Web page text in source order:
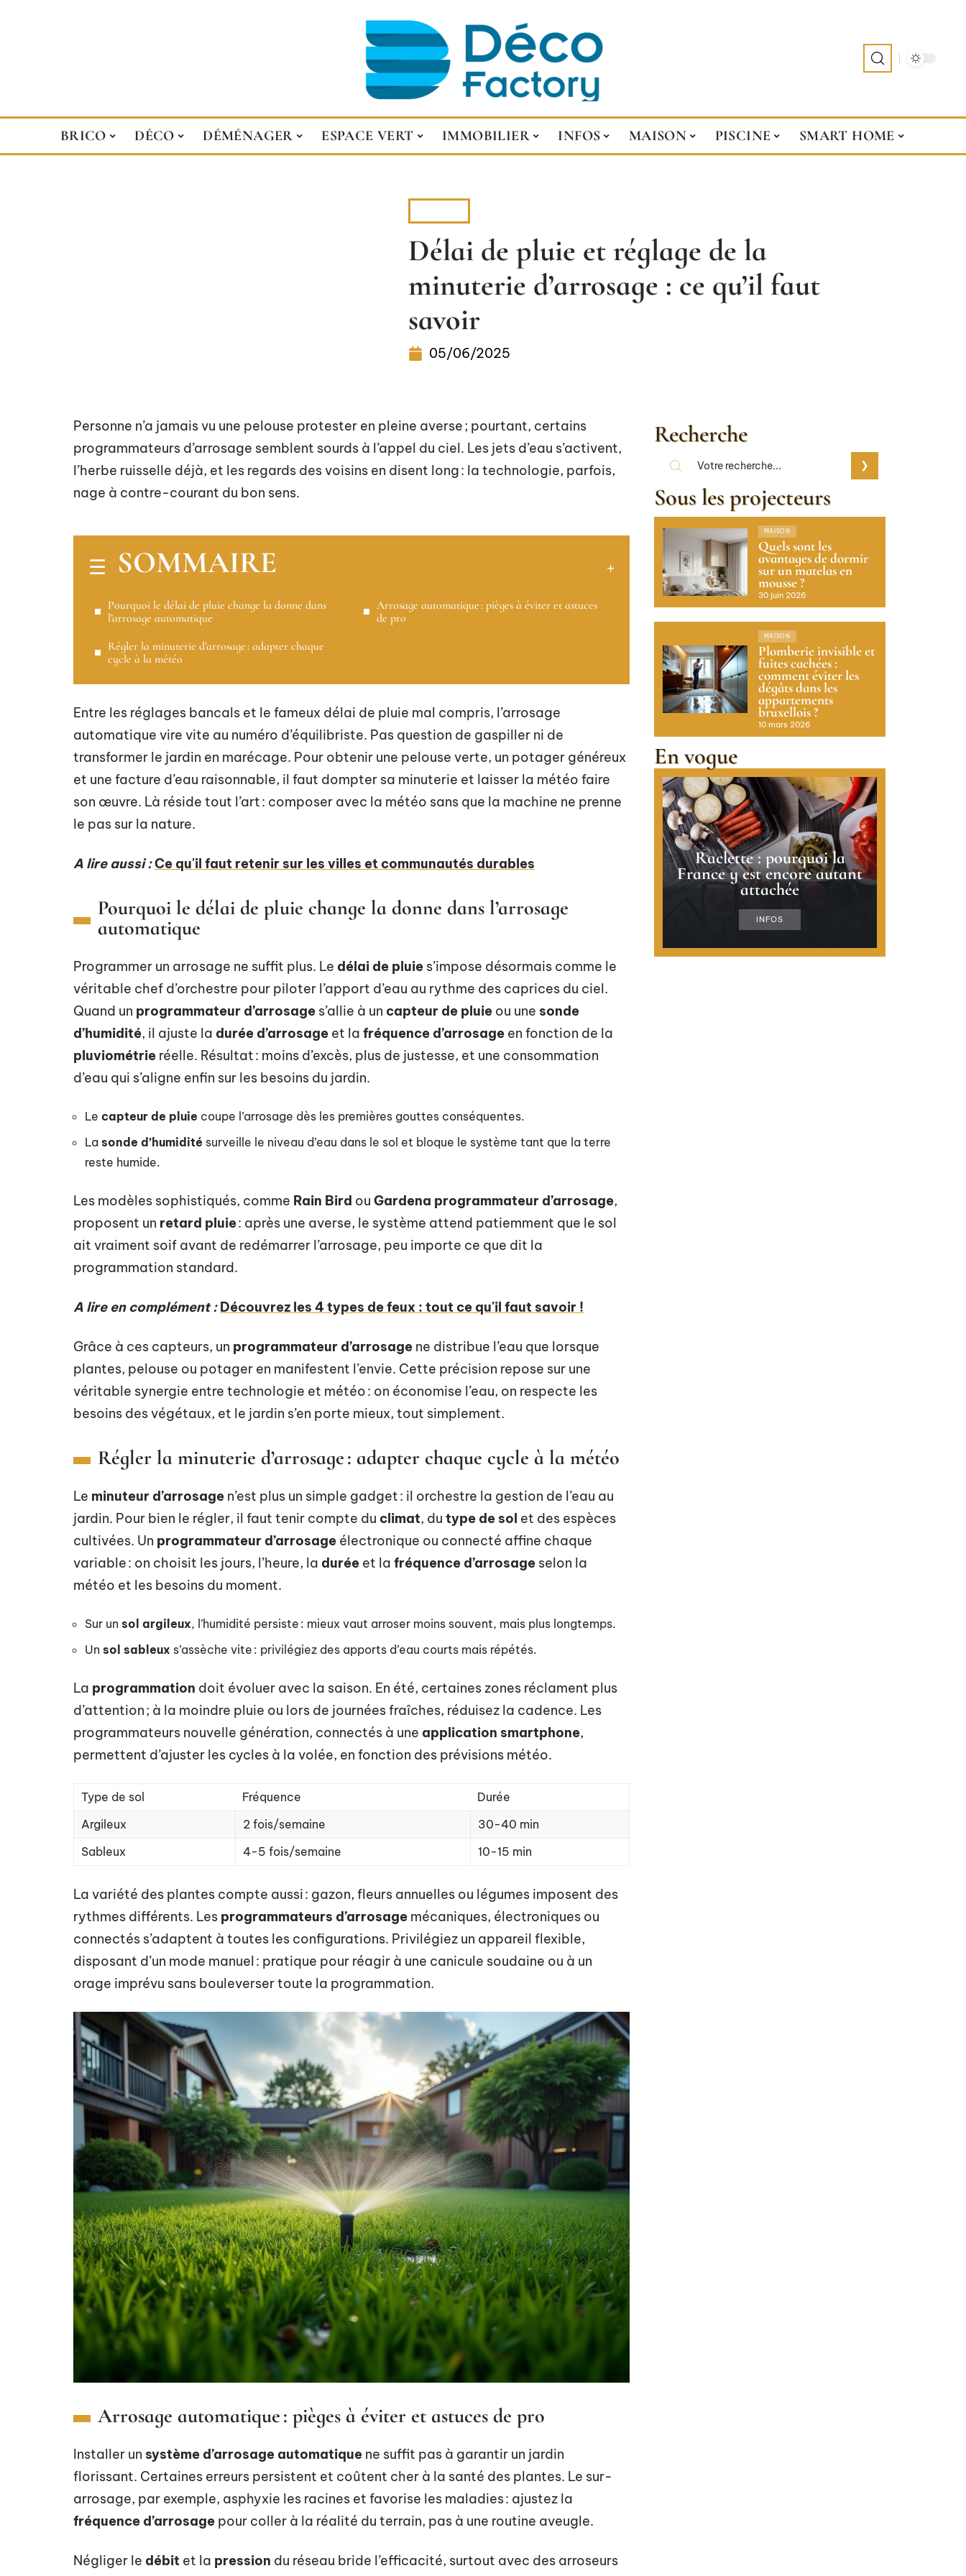
BRICO DÉCO DÉMÉNAGER ESPACE VERT IMMOBILIER INFOS MAISON PISCINE SMART HOME
Délai de pluie et réglage de la
minuterie d’arrosage : ce qu’il faut
savoir
05/06/2025
Personne n’a jamais vu une pelouse protester en pleine averse ; pourtant, certains
programmateurs d’arrosage semblent sourds à l’appel du ciel. Les jets d’eau s’activent,
l’herbe ruisselle déjà, et les regards des voisins en disent long : la technologie, parfois,
nage à contre-courant du bon sens.
SOMMAIRE
Pourquoi le délai de pluie change la donne dans
l’arrosage automatique
Régler la minuterie d’arrosage : adapter chaque
cycle à la météo
Arrosage automatique : pièges à éviter et astuces
de pro
Entre les réglages bancals et le fameux délai de pluie mal compris, l’arrosage
automatique vire vite au numéro d’équilibriste. Pas question de gaspiller ni de
transformer le jardin en marécage. Pour obtenir une pelouse verte, un potager généreux
et une facture d’eau raisonnable, il faut dompter sa minuterie et laisser la météo faire
son œuvre. Là réside tout l’art : composer avec la météo sans que la machine ne prenne
le pas sur la nature.
A lire aussi :Ce qu'il faut retenir sur les villes et communautés durables
Pourquoi le délai de pluie change la donne dans l’arrosage
automatique
Programmer un arrosage ne suffit plus. Le délai de pluie s’impose désormais comme le
véritable chef d’orchestre pour piloter l’apport d’eau au rythme des caprices du ciel.
Quand un programmateur d’arrosage s’allie à un capteur de pluie ou une sonde
d’humidité, il ajuste la durée d’arrosage et la fréquence d’arrosage en fonction de la
pluviométrie réelle. Résultat : moins d’excès, plus de justesse, et une consommation
d’eau qui s’aligne enfin sur les besoins du jardin.
Le capteur de pluie coupe l’arrosage dès les premières gouttes conséquentes.
La sonde d’humidité surveille le niveau d’eau dans le sol et bloque le système tant que la terre
reste humide.
Les modèles sophistiqués, comme Rain Bird ou Gardena programmateur d’arrosage,
proposent un retard pluie: après une averse, le système attend patiemment que le sol
ait vraiment soif avant de redémarrer l’arrosage, peu importe ce que dit la
programmation standard.
A lire en complément : Découvrez les 4 types de feux : tout ce qu'il faut savoir !
Grâce à ces capteurs, un programmateur d’arrosage ne distribue l’eau que lorsque
plantes, pelouse ou potager en manifestent l’envie. Cette précision repose sur une
véritable synergie entre technologie et météo : on économise l’eau, on respecte les
besoins des végétaux, et le jardin s’en porte mieux, tout simplement.
Régler la minuterie d’arrosage : adapter chaque cycle à la météo
Le minuteur d’arrosage n’est plus un simple gadget : il orchestre la gestion de l’eau au
jardin. Pour bien le régler, il faut tenir compte du climat, du type de sol et des espèces
cultivées. Un programmateur d’arrosage électronique ou connecté affine chaque
variable : on choisit les jours, l’heure, la durée et la fréquence d’arrosage selon la
météo et les besoins du moment.
Sur un sol argileux, l’humidité persiste : mieux vaut arroser moins souvent, mais plus longtemps.
Un sol sableux s’assèche vite : privilégiez des apports d’eau courts mais répétés.
La programmation doit évoluer avec la saison. En été, certaines zones réclament plus
d’attention ; à la moindre pluie ou lors de journées fraîches, réduisez la cadence. Les
programmateurs nouvelle génération, connectés à une application smartphone,
permettent d’ajuster les cycles à la volée, en fonction des prévisions météo.
Type de sol Fréquence
Durée
Argileux
2 fois/semaine
30-40 min
Sableux
4-5 fois/semaine 10-15 min
La variété des plantes compte aussi : gazon, fleurs annuelles ou légumes imposent des
rythmes différents. Les programmateurs d’arrosage mécaniques, électroniques ou
connectés s’adaptent à toutes les configurations. Privilégiez un appareil flexible,
disposant d’un mode manuel : pratique pour réagir à une canicule soudaine ou à un
orage imprévu sans bouleverser toute la programmation.
Arrosage automatique : pièges à éviter et astuces de pro
Installer un système d’arrosage automatique ne suffit pas à garantir un jardin
florissant. Certaines erreurs persistent et coûtent cher à la santé des plantes. Le sur-
arrosage, par exemple, asphyxie les racines et favorise les maladies : ajustez la
fréquence d’arrosage pour coller à la réalité du terrain, pas à une routine aveugle.
Négliger le débit et la pression du réseau bride l’efficacité, surtout avec des arroseurs
Recherche
Sous les projecteurs
MAISON
Quels sont les
avantages de dormir
sur un matelas en
mousse ?
30 juin 2026
MAISON
Plomberie invisible et
fuites cachées :
comment éviter les
dégâts dans les
appartements
bruxellois ?
10 mars 2026
En vogue
Raclette : pourquoi la
France y est encore autant
attachée
INFOS